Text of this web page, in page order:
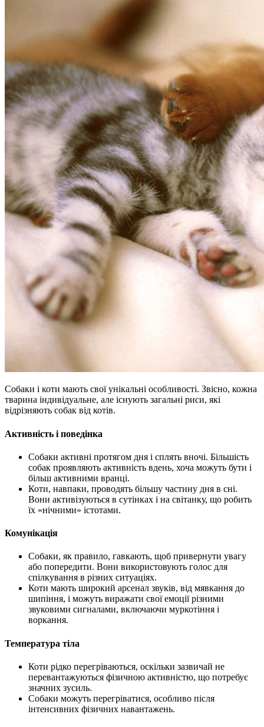
Собаки і коти мають свої унікальні особливості. Звісно, кожна
тварина індивідуальне, але існують загальні риси, які
відрізняють собак від котів.
Активність і поведінка
Собаки активні протягом дня і сплять вночі. Більшість
собак проявляють активність вдень, хоча можуть бути і
більш активними вранці.
Коти, навпаки, проводять більшу частину дня в сні.
Вони активізуються в сутінках і на світанку, що робить
їх «нічними» істотами.
Комунікація
Собаки, як правило, гавкають, щоб привернути увагу
або попередити. Вони використовують голос для
спілкування в різних ситуаціях.
Коти мають широкий арсенал звуків, від мявкання до
шипіння, і можуть виражати свої емоції різними
звуковими сигналами, включаючи муркотіння і
воркання.
Температура тіла
Коти рідко перегріваються, оскільки зазвичай не
перевантажуються фізичною активністю, що потребує
значних зусиль.
Собаки можуть перегріватися, особливо після
інтенсивних фізичних навантажень.